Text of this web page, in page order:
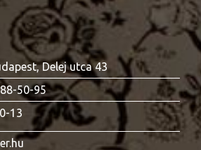
Delej utca 43
50-95
13